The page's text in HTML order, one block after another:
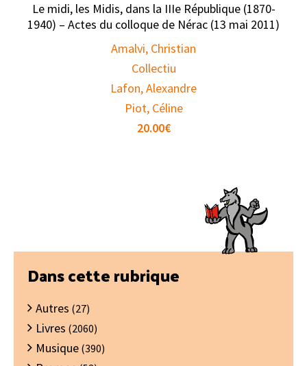
Le midi, les Midis, dans la IIIe République (1870-
1940) – Actes du colloque de Nérac (13 mai 2011)
Amalvi, Christian
Collectiu
Lafon, Alexandre
Piot, Céline
20.00€
Barre
latérale
principale
Dans cette rubrique
Autres (27)
Livres (2060)
Musique (390)